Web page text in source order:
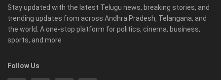
Stay updated with the latest Telugu news, breaking stories, and
trending updates from across Andhra Pradesh, Telangana, and
the world. A one-stop platform for politics, cinema, business,
sports, and more
Follow Us